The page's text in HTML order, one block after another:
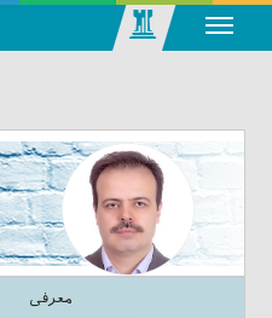
تحلیلی بازار
سرمایه
معرفی